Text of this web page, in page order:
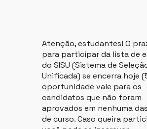
Atenção, estudantes! O
para participar da lista de
do SISU (Sistema de
Unificada) se encerra hoje
oportunidade vale para os
candidatos que não foram
aprovados em nenhuma
de curso. Caso queira